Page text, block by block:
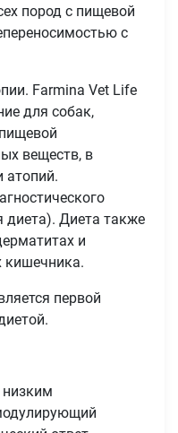
пород с пищевой
с
Farmina Vet Life
для собак,
веществ, в
атопий.
Диета также
и
кишечника.
первой
низким